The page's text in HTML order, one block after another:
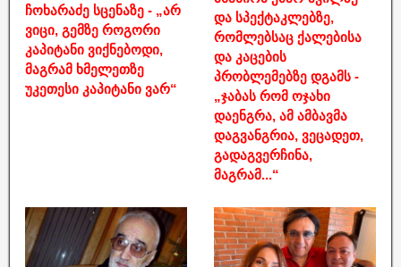
ჩოხარაძე სცენაზე - „არ
ვიცი, გემზე როგორი
კაპიტანი ვიქნებოდი,
მაგრამ ხმელეთზე
უკეთესი კაპიტანი ვარ“
და სპექტაკლებზე,
რომლებსაც ქალებისა
და კაცების
პრობლემებზე დგამს -
„ჯაბას რომ ოჯახი
დაენგრა, ამ ამბავმა
დაგვანგრია, ვეცადეთ,
გადაგვერჩინა,
მაგრამ...“